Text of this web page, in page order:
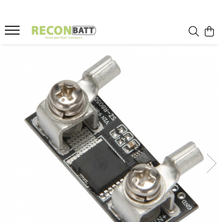
Produse
Baterie bicicleta/ trotineta electrica
Baterie sistem fotovoltaic
Baterie Utilaje Industriale
Baterie barca
Baterie rulota
Celule Li-ion
Baterie masinute